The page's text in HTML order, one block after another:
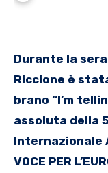
Durante la serata finale del 27 agosto a
Riccione è
brano “I’m
assoluta della
Internazionale A
VOCE PER